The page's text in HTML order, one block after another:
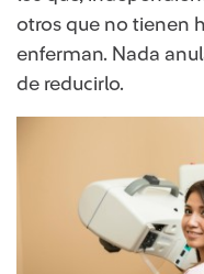
otros que no tienen
enferman. Nada
de reducirlo.